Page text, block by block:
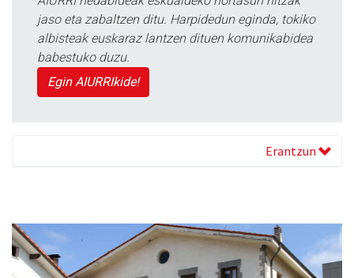
jaso eta zabaltzen ditu. Harpidedun eginda, tokiko
albisteak euskaraz lantzen dituen komunikabidea
babestuko duzu.
Egin AIURRIkide!
Erantzun